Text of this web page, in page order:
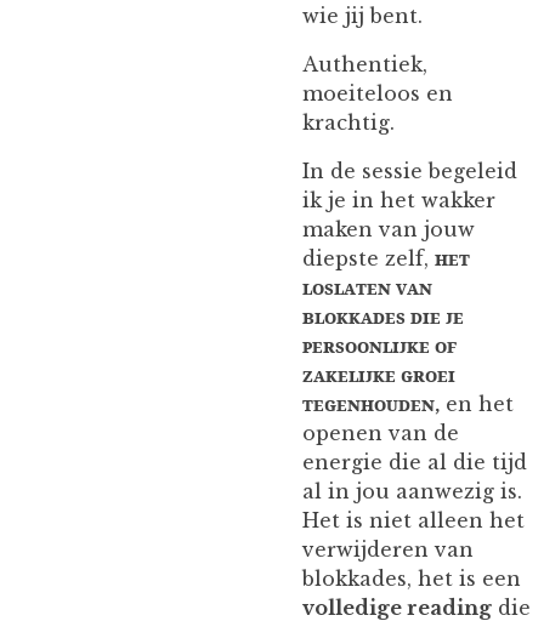
wie jij bent.
Authentiek,
moeiteloos en
krachtig.
In de sessie begeleid
ik je in het wakker
maken van jouw
diepste zelf, ʜᴇᴛ
ʟᴏꜱʟᴀᴛᴇɴ ᴠᴀɴ
ʙʟᴏᴋᴋᴀᴅᴇꜱ ᴅɪᴇ ᴊᴇ
ᴘᴇʀꜱᴏᴏɴʟɪᴊᴋᴇ ᴏꜰ
ᴢᴀᴋᴇʟɪᴊᴋᴇ ɢʀᴏᴇɪ
ᴛᴇɢᴇɴʜᴏᴜᴅᴇɴ, en het
openen van de
energie die al die tijd
al in jou aanwezig is.
Het is niet alleen het
verwijderen van
blokkades, het is een
volledige reading die